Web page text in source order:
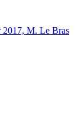
2017, M. Le Bras